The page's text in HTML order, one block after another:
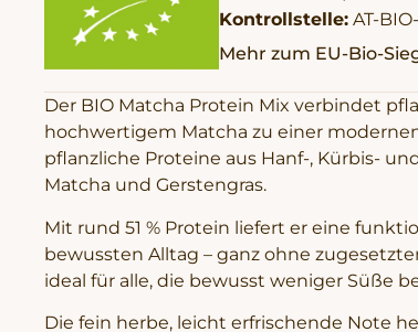
Kontrollstelle:AT-
Mehr zum EU-Bio-
Der BIO Matcha Protein Mix verbindet
hochwertigem Matcha zu einer
pflanzliche Proteine aus Hanf-, Kürbis-
Matcha und Gerstengras.
Mit rund 51 % Protein liefert er eine
bewussten Alltag – ganz ohne
ideal für alle, die bewusst weniger Süße
Die fein herbe, leicht erfrischende Note